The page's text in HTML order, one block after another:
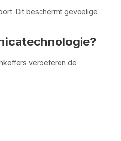
Dit beschermt gevoelige
verbeteren de